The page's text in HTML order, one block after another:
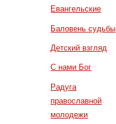
Евангельские
Баловень судьбы
Детский взгляд
С нами Бог
Радуга
православной
молодежи